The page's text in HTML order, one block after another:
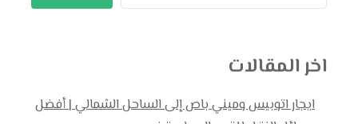
اخر المقالات
ايجار اتوبيس وميني باص إلى الساحل الشمالي | أفضل